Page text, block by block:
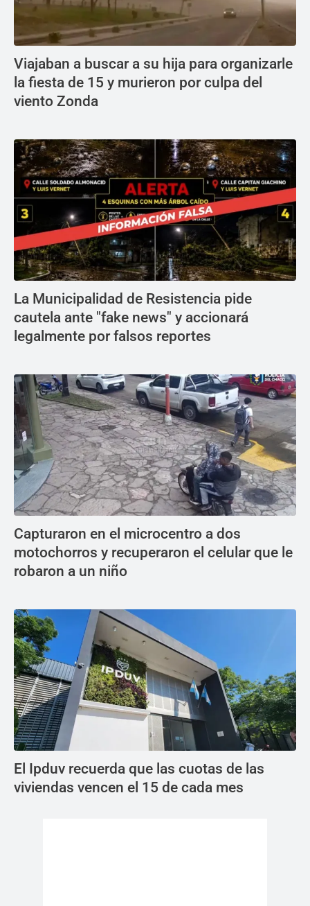
Viajaban a buscar a su hija para organizarle
la fiesta de 15 y murieron por culpa del
viento Zonda
La Municipalidad de Resistencia pide
cautela ante "fake news" y accionará
legalmente por falsos reportes
Capturaron en el microcentro a dos
motochorros y recuperaron el celular que le
robaron a un niño
El Ipduv recuerda que las cuotas de las
viviendas vencen el 15 de cada mes